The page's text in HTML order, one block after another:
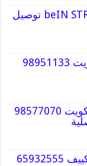
جهاز بي ان ستريم beIN STREAM توصيل
مكتب استخراج فيزا الكويت 98951133
شركة سماعات سقف الكويت 98577070
قص خرسانه وفتح كور تكييف 65932555